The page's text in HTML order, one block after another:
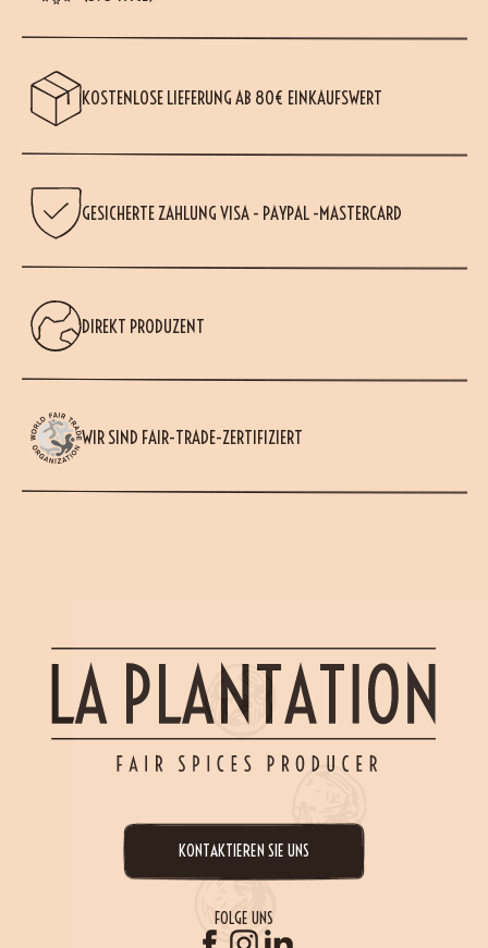
KOSTENLOSE LIEFERUNG AB 80€ EINKAUFSWERT
GESICHERTE ZAHLUNG VISA - PAYPAL -MASTERCARD
DIREKT PRODUZENT
WIR SIND FAIR-TRADE-ZERTIFIZIERT
KONTAKTIEREN SIE UNS
FOLGE UNS